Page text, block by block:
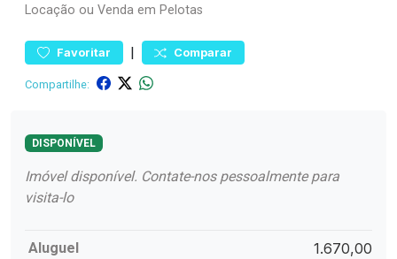
Locação ou Venda em Pelotas
Favoritar | Comparar
Compartilhe:
DISPONÍVEL
Imóvel disponível. Contate-nos pessoalmente para
visita-lo
Aluguel 1.670,00